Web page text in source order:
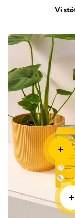
Vi